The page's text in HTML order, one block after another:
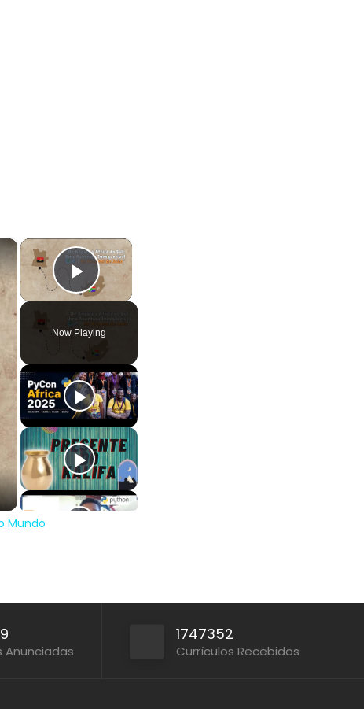
×
Play Video
Now Playing
×
Mundo
Anunciadas
1747352
Currículos Recebidos